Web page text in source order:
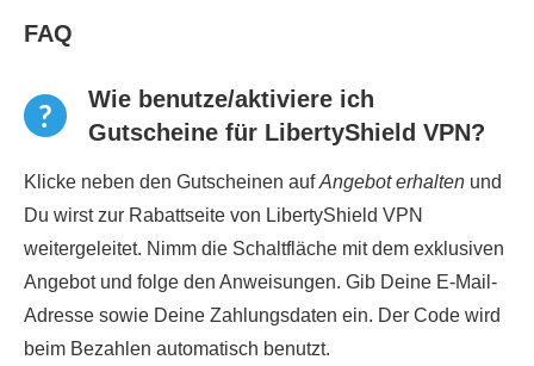
FAQ
Wie benutze/aktiviere ich
Gutscheine für LibertyShield VPN?
Klicke neben den Gutscheinen aufAngebot erhalten und
Du wirst zur Rabattseite von LibertyShield VPN
weitergeleitet. Nimm die Schaltfläche mit dem exklusiven
Angebot und folge den Anweisungen. Gib Deine E-Mail-
Adresse sowie Deine Zahlungsdaten ein. Der Code wird
beim Bezahlen automatisch benutzt.